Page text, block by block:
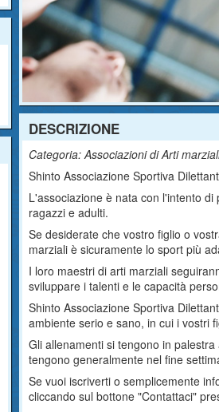
DESCRIZIONE
Categoria: Associazioni di Arti
Shinto Associazione Sportiva
L'associazione è nata con l'intento
ragazzi e adulti.
Se desiderate che vostro figlio o
marziali è sicuramente lo sport più
I loro maestri di arti marziali
sviluppare i talenti e le capacità
Shinto Associazione Sportiva
ambiente serio e sano, in cui i vostri
Gli allenamenti si tengono in
tengono generalmente nel fine
Se vuoi iscriverti o semplicemente
cliccando sul bottone "Contattaci"